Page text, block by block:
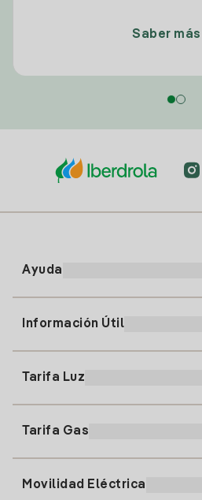
Saber más
Ayuda
91 919 52 73
clientes@tuiberdrola.es
Información Útil
Alta Gas
Tarifa Luz
Tarifa Gas
Movilidad Eléctrica